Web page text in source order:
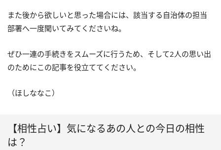
また後から欲しいと思った場合には、該当する自治体の担当
部署へ一度聞いてみてくださいね。
ぜひ一連の手続きをスムーズに行うため、そして2人の思い出
のためにこの記事を役立ててください。
（ほしななこ）
【相性占い】気になるあの人との今日の相性
は？